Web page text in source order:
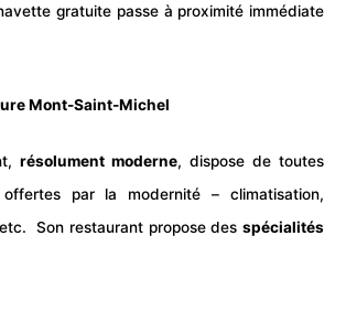
gratuite passe à proximité immédiate
Mont-Saint-Michel
résolument moderne, dispose de toutes
par la modernité – climatisation,
Son restaurant propose des spécialités